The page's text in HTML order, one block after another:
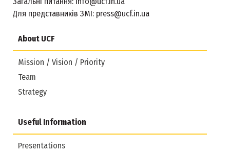
About UCF
Mission / Vision / Priority
Team
Strategy
Useful Information
Presentations
Для представників ЗМІ: press@ucf.in.ua